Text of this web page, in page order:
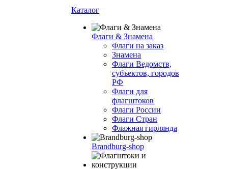
Каталог
Флаги & Знамена
Флаги на заказ
Знамена
Флаги Ведомств,
субъектов, городов
РФ
Флаги для
флагштоков
Флаги России
Флаги Стран
Флажная гирлянда
Brandburg-shop